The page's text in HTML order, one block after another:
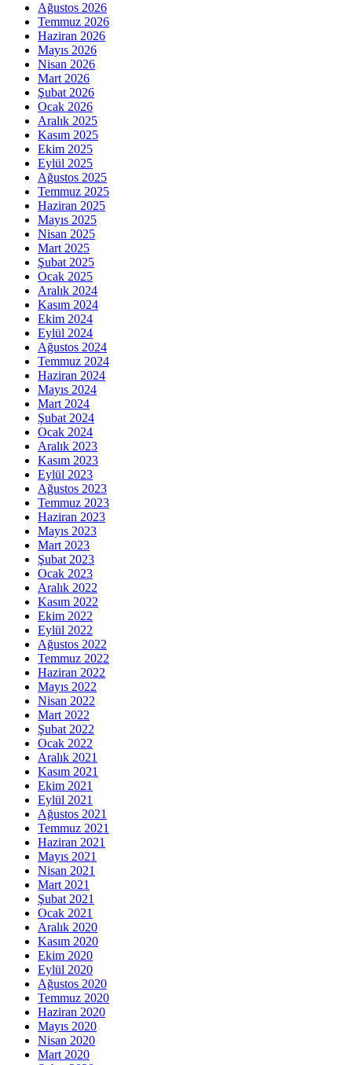
Ağustos 2026
Temmuz 2026
Haziran 2026
Mayıs 2026
Nisan 2026
Mart 2026
Şubat 2026
Ocak 2026
Aralık 2025
Kasım 2025
Ekim 2025
Eylül 2025
Ağustos 2025
Temmuz 2025
Haziran 2025
Mayıs 2025
Nisan 2025
Mart 2025
Şubat 2025
Ocak 2025
Aralık 2024
Kasım 2024
Ekim 2024
Eylül 2024
Ağustos 2024
Temmuz 2024
Haziran 2024
Mayıs 2024
Mart 2024
Şubat 2024
Ocak 2024
Aralık 2023
Kasım 2023
Eylül 2023
Ağustos 2023
Temmuz 2023
Haziran 2023
Mayıs 2023
Mart 2023
Şubat 2023
Ocak 2023
Aralık 2022
Kasım 2022
Ekim 2022
Eylül 2022
Ağustos 2022
Temmuz 2022
Haziran 2022
Mayıs 2022
Nisan 2022
Mart 2022
Şubat 2022
Ocak 2022
Aralık 2021
Kasım 2021
Ekim 2021
Eylül 2021
Ağustos 2021
Temmuz 2021
Haziran 2021
Mayıs 2021
Nisan 2021
Mart 2021
Şubat 2021
Ocak 2021
Aralık 2020
Kasım 2020
Ekim 2020
Eylül 2020
Ağustos 2020
Temmuz 2020
Haziran 2020
Mayıs 2020
Nisan 2020
Mart 2020